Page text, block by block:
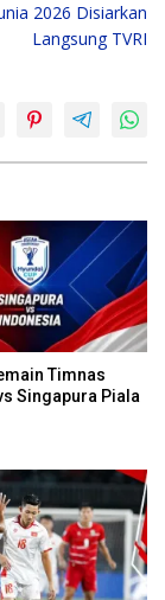
2026 Disiarkan
Langsung TVRI
Timnas
Singapura Piala